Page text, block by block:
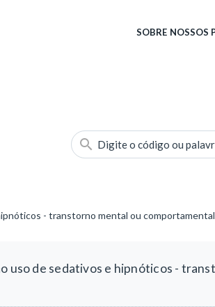
SOBRE NOSSOS
Digite o código ou
- transtorno mental ou
uso de sedativos e hipnóticos -